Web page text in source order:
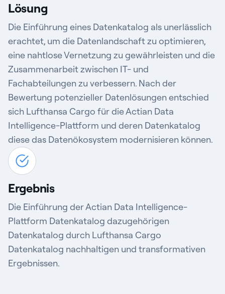
Lösung
Die Einführung eines Datenkatalog als unerlässlich
erachtet, um die Datenlandschaft zu optimieren,
eine nahtlose Vernetzung zu gewährleisten und die
Zusammenarbeit zwischen IT- und
Fachabteilungen zu verbessern. Nach der
Bewertung potenzieller Datenlösungen entschied
sich Lufthansa Cargo fürdie Actian Data
Intelligence-Plattform und deren Datenkatalog
diese das Datenökosystem modernisieren können.
Ergebnis
Die Einführung der Actian Data Intelligence-
Plattform Datenkatalog dazugehörigen
Datenkatalog durch Lufthansa Cargo
Datenkatalog nachhaltigen und transformativen
Ergebnissen.